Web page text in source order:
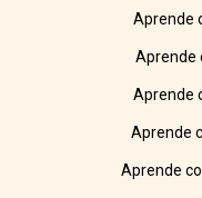
Aprende
Aprende
Aprende
Aprende
Aprende